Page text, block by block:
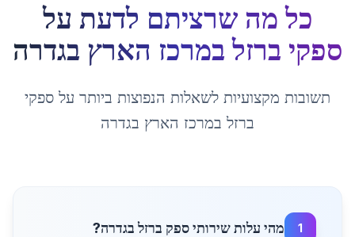
כל מה שרציתם לדעת על
ספקי ברזל במרכז הארץ בגדרה
תשובות מקצועיות לשאלות הנפוצות ביותר על ספקי
ברזל במרכז הארץ בגדרה
1 מהי עלות שירותי ספק ברזל בגדרה?